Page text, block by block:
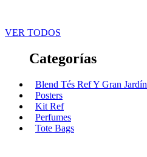
VER TODOS
Categorías
Blend Tés Ref Y Gran Jardín
Posters
Kit Ref
Perfumes
Tote Bags